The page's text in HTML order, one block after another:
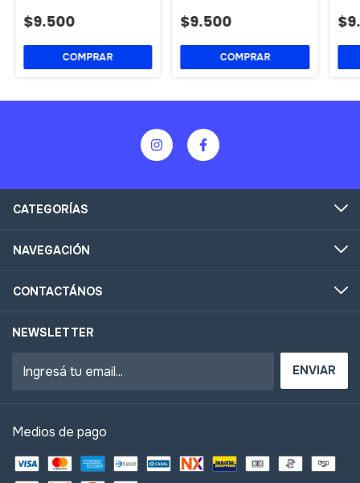
$9.500 $9.500
CATEGORÍAS
NAVEGACIÓN
CONTACTÁNOS
NEWSLETTER
Medios de pago